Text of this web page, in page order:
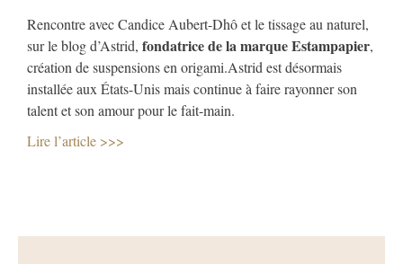
Rencontre avec Candice Aubert-Dhô et le tissage au naturel,
sur le blog d’Astrid, fondatrice de la marque Estampapier,
création de suspensions en origami.Astrid est désormais
installée aux États-Unis mais continue à faire rayonner son
talent et son amour pour le fait-main.
Lire l’article >>>